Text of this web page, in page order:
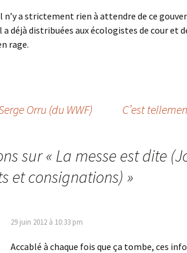
n’y a strictement rien à attendre de ce
déjà distribuées aux écologistes de cour et
rage.
Orru (du WWF) C’est
sur « La messe est dite
et consignations) »
29 juin 2012 à 10:33 pm
Accablé à chaque fois que ça tombe, ces